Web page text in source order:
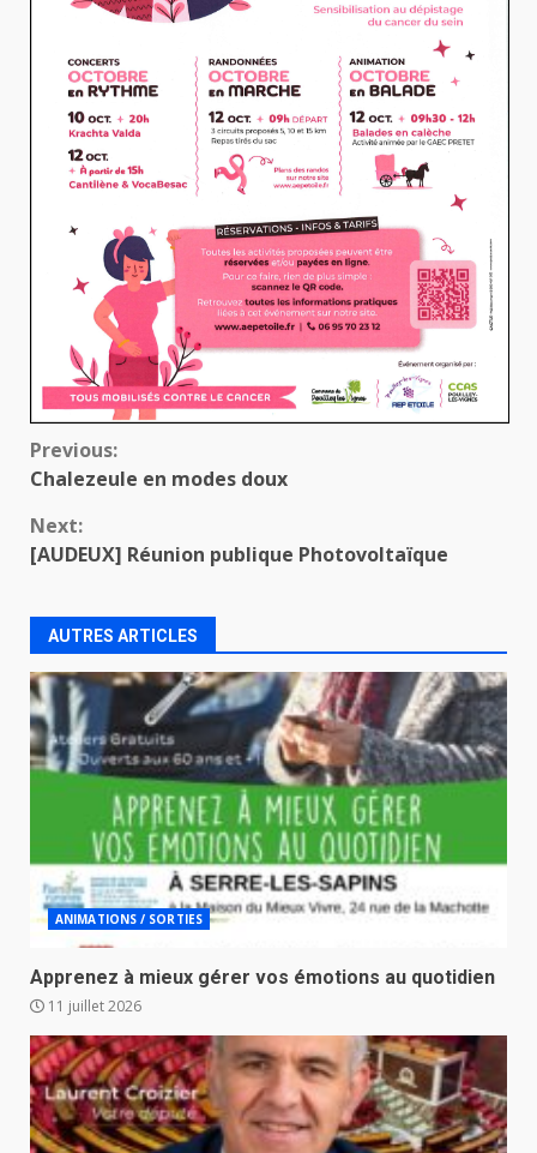
Continue
Previous:
Chalezeule en modes doux
Next:
[AUDEUX] Réunion publique Photovoltaïque
AUTRES ARTICLES
ANIMATIONS / SORTIES
Apprenez à mieux gérer vos émotions au quotidien
11 juillet 2026